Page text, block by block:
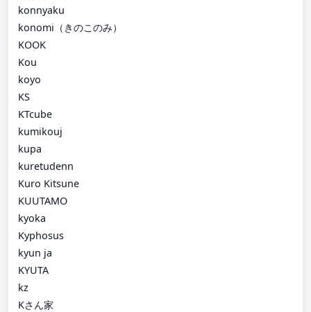
konnyaku
konomi（きのこのみ）
KOOK
Kou
koyo
KS
KTcube
kumikouj
kupa
kuretudenn
Kuro Kitsune
KUUTAMO
kyoka
Kyphosus
kyun ja
KYUTA
kz
Kさん家